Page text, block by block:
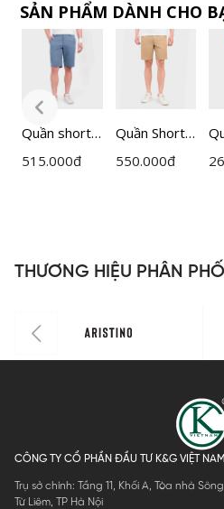
SẢN PHẨM DÀNH CHO
Quần short
thể thao cạp
0
515.000đ
Quần Short
Nam
550.000đ
THƯƠNG HIỆU PHÂN
CÔNG TY CỔ PHẦN ĐẦU TƯ K&G VIỆT NAM
Trụ sở chính: Tầng 11, Khối A, Tòa nhà
Từ Liêm, TP Hà Nội